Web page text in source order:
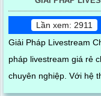
Lần xem: 2911
Giải Pháp Livestream
pháp livestream giá rẻ
chuyên nghiệp. Với hệ